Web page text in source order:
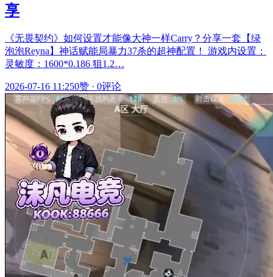
享
《无畏契约》如何设置才能像大神一样Carry？分享一套【绿
泡泡Reyna】神话赋能局暴力37杀的超神配置！ 游戏内设置：
灵敏度：1600*0.186 狙1.2…
2026-07-16 11:250赞 · 0评论